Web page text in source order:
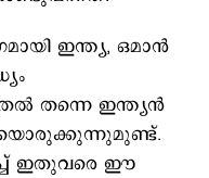
ഇന്ത്യ, ഒമാന്‍
തന്നെ ഇന്ത്യന്‍
ഇതുവരെ ഈ